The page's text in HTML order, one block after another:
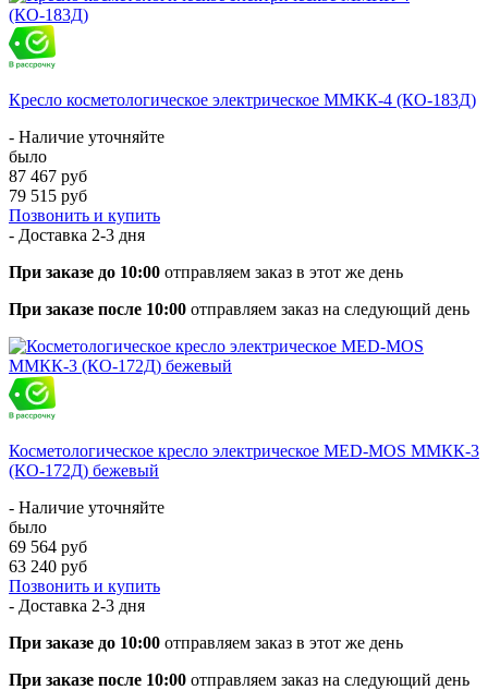
Кресло косметологическое электрическое ММКК-4 (КО-183Д)
- Наличие уточняйте
было
87 467 руб
79 515 руб
Позвонить и купить
- Доставка 2-3 дня
При заказе до 10:00 отправляем заказ в этот же день
При заказе после 10:00 отправляем заказ на следующий день
Косметологическое кресло электрическое MED-MOS ММКК-3
(КО-172Д) бежевый
- Наличие уточняйте
было
69 564 руб
63 240 руб
Позвонить и купить
- Доставка 2-3 дня
При заказе до 10:00 отправляем заказ в этот же день
При заказе после 10:00 отправляем заказ на следующий день